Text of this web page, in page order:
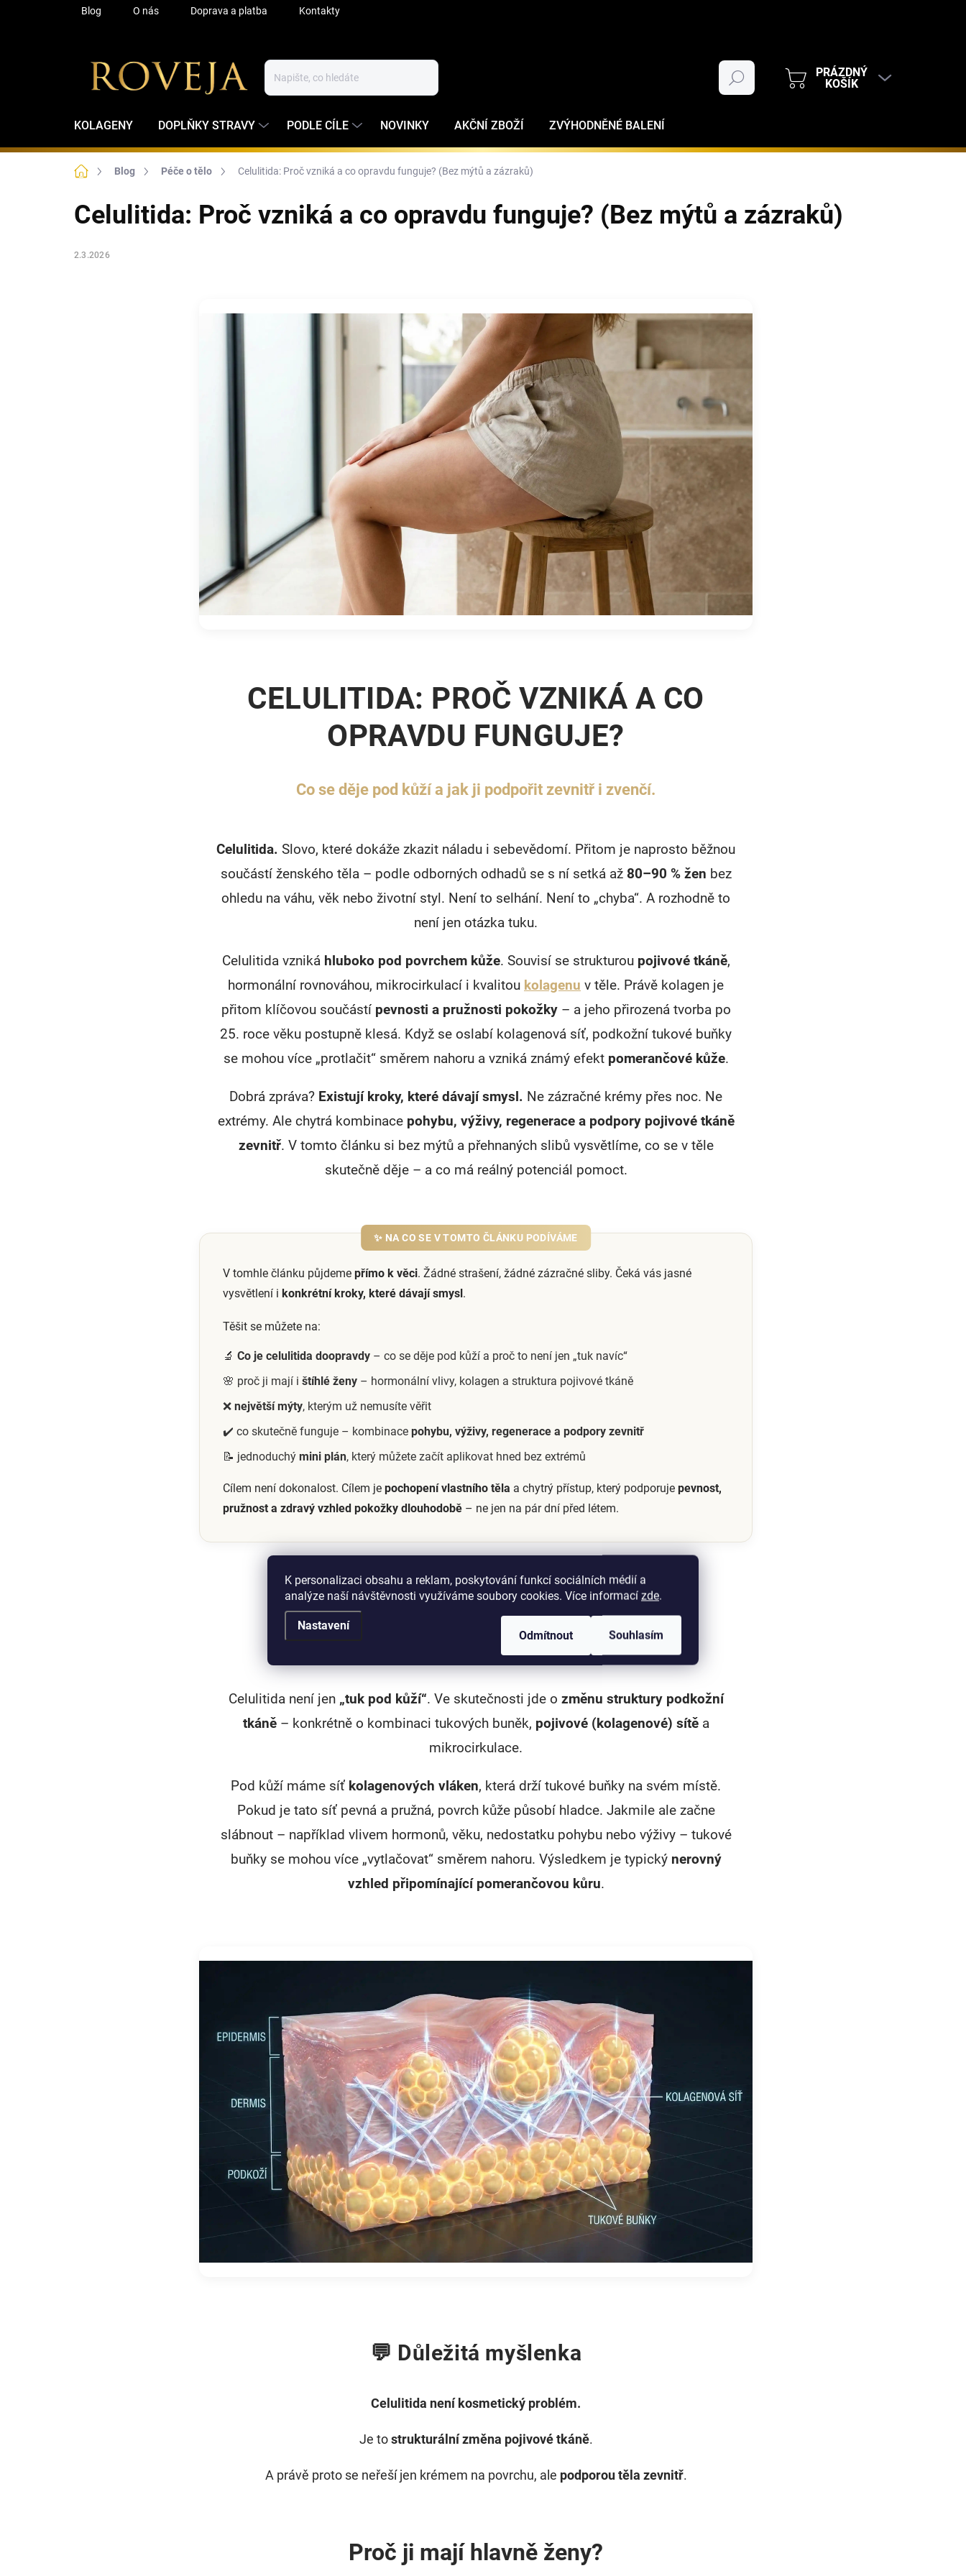
K personalizaci obsahu a reklam, poskytování funkcí sociálních médií a
analýze naší návštěvnosti využíváme soubory cookies. Více informací zde.
Nastavení
Odmítnout Souhlasím
Blog O nás Doprava a platba Kontakty
Hledat
NÁKUPNÍ
PRÁZDNÝ
KOŠÍK
KOLAGENY DOPLŇKY STRAVY PODLE CÍLE NOVINKY AKČNÍ ZBOŽÍ ZVÝHODNĚNÉ BALENÍ
Domů Blog Péče o tělo Celulitida: Proč vzniká a co opravdu funguje? (Bez mýtů a zázraků)
Celulitida: Proč vzniká a co opravdu funguje? (Bez mýtů a zázraků)
2.3.2026
CELULITIDA: PROČ VZNIKÁ A CO
OPRAVDU FUNGUJE?
Co se děje pod kůží a jak ji podpořit zevnitř i zvenčí.
Celulitida. Slovo, které dokáže zkazit náladu i sebevědomí. Přitom je naprosto běžnou
součástí ženského těla – podle odborných odhadů se s ní setká až 80–90 % žen bez
ohledu na váhu, věk nebo životní styl. Není to selhání. Není to „chyba“. A rozhodně to
není jen otázka tuku.
Celulitida vzniká hluboko pod povrchem kůže. Souvisí se strukturou pojivové tkáně,
hormonální rovnováhou, mikrocirkulací i kvalitou kolagenu v těle. Právě kolagen je
přitom klíčovou součástí pevnosti a pružnosti pokožky– a jeho přirozená tvorba po
25. roce věku postupně klesá. Když se oslabí kolagenová síť, podkožní tukové buňky
se mohou více „protlačit“ směrem nahoru a vzniká známý efekt pomerančové kůže.
Dobrá zpráva? Existují kroky, které dávají smysl. Ne zázračné krémy přes noc. Ne
extrémy. Ale chytrá kombinace pohybu, výživy, regenerace a podpory pojivové tkáně
zevnitř. V tomto článku si bez mýtů a přehnaných slibů vysvětlíme, co se v těle
skutečně děje – a co má reálný potenciál pomoct.
✨ NA CO SE V TOMTO ČLÁNKU PODÍVÁME
V tomhle článku půjdeme přímo k věci. Žádné strašení, žádné zázračné sliby. Čeká vás jasné
vysvětlení i konkrétní kroky, které dávají smysl.
Těšit se můžete na:
🔬 Co je celulitida doopravdy – co se děje pod kůží a proč to není jen „tuk navíc“
🌸 proč ji mají i štíhlé ženy – hormonální vlivy, kolagen a struktura pojivové tkáně
❌ největší mýty, kterým už nemusíte věřit
✔️ co skutečně funguje – kombinace pohybu, výživy, regenerace a podpory zevnitř
📝 jednoduchý mini plán, který můžete začít aplikovat hned bez extrémů
Cílem není dokonalost. Cílem je pochopení vlastního těla a chytrý přístup, který podporuje pevnost,
pružnost a zdravý vzhled pokožky dlouhodobě – ne jen na pár dní před létem.
Co je celulitida doopravdy?
Celulitida není jen „tuk pod kůží“. Ve skutečnosti jde o změnu struktury podkožní
tkáně– konkrétně o kombinaci tukových buněk, pojivové (kolagenové) sítěa
mikrocirkulace.
Pod kůží máme síť kolagenových vláken, která drží tukové buňky na svém místě.
Pokud je tato síť pevná a pružná, povrch kůže působí hladce. Jakmile ale začne
slábnout – například vlivem hormonů, věku, nedostatku pohybu nebo výživy – tukové
buňky se mohou více „vytlačovat“ směrem nahoru. Výsledkem je typický nerovný
vzhled připomínající pomerančovou kůru.
💬 Důležitá myšlenka
Celulitida není kosmetický problém.
Je tostrukturální změna pojivové tkáně.
A právě proto se neřeší jen krémem na povrchu, ale podporou těla zevnitř.
Proč ji mají hlavně ženy?